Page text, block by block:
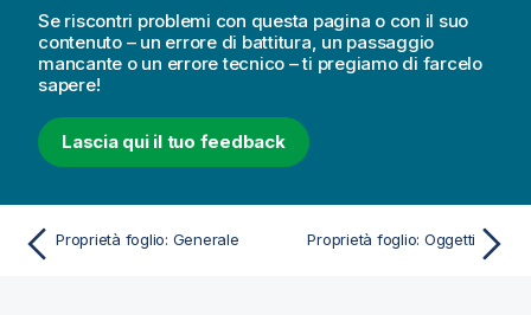
Se riscontri problemi con questa pagina o con il suo
contenuto – un errore di battitura, un passaggio
mancante o un errore tecnico – ti pregiamo di farcelo
sapere!
Lascia qui il tuo feedback
Proprietà foglio: Generale Proprietà foglio: Oggetti